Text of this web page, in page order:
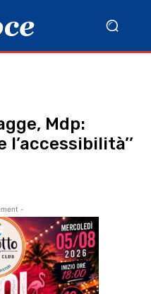
Mdp:
l’accessibilità’’
-